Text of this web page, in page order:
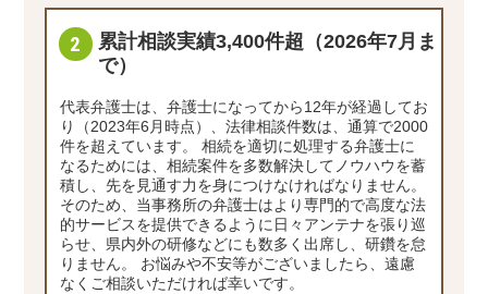
累計相談実績3,400件超（2026年7月ま
で）
代表弁護士は、弁護士になってから12年が経過してお
り（2023年6月時点）、法律相談件数は、通算で2000
件を超えています。 相続を適切に処理する弁護士に
なるためには、相続案件を多数解決してノウハウを蓄
積し、先を見通す力を身につけなければなりません。
そのため、当事務所の弁護士はより専門的で高度な法
的サービスを提供できるように日々アンテナを張り巡
らせ、県内外の研修などにも数多く出席し、研鑽を怠
りません。 お悩みや不安等がございましたら、遠慮
なくご相談いただければ幸いです。